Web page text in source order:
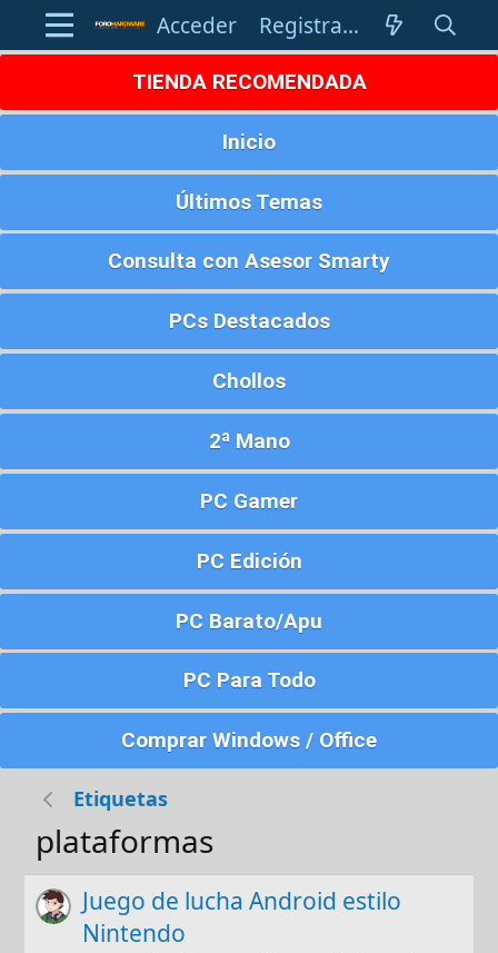
Acceder Registrarse
TIENDA RECOMENDADA
Inicio
Últimos Temas
Consulta con Asesor Smarty
PCs Destacados
Chollos
2ª Mano
PC Gamer
PC Edición
PC Barato/Apu
PC Para Todo
Comprar Windows / Office
Etiquetas
plataformas
Juego de lucha Android estilo
Nintendo